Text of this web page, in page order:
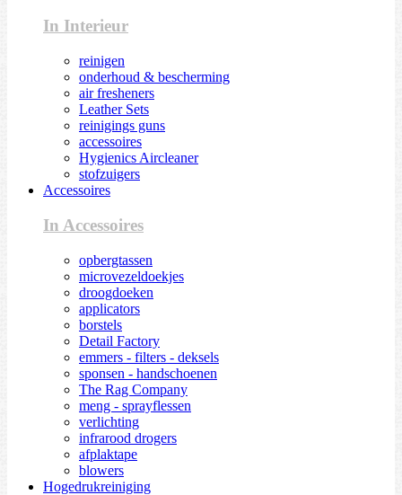
In Interieur
reinigen
onderhoud & bescherming
air fresheners
Leather Sets
reinigings guns
accessoires
Hygienics Aircleaner
stofzuigers
Accessoires
In Accessoires
opbergtassen
microvezeldoekjes
droogdoeken
applicators
borstels
Detail Factory
emmers - filters - deksels
sponsen - handschoenen
The Rag Company
meng - sprayflessen
verlichting
infrarood drogers
afplaktape
blowers
Hogedrukreiniging